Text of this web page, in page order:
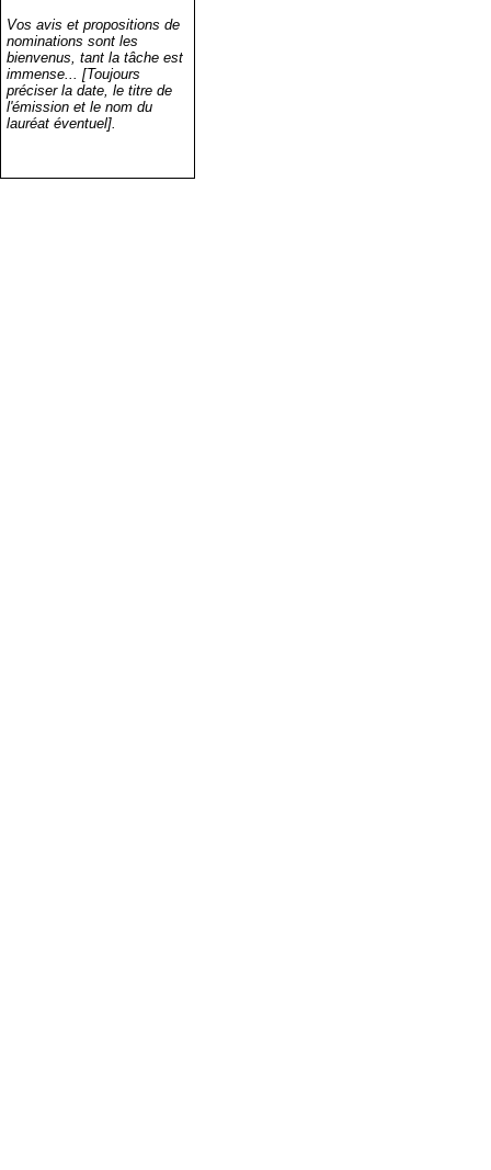
Vos avis et propositions de
nominations sont les
bienvenus, tant la tâche est
immense... [Toujours
préciser la date, le titre de
l'émission et le nom du
lauréat éventuel].